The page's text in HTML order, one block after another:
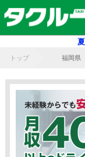
トップ 福岡県